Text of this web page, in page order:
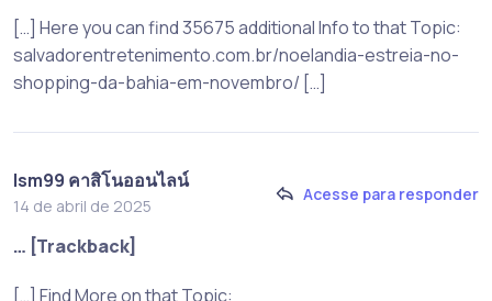
[…] Here you can find 35675 additional Info to that Topic:
salvadorentretenimento.com.br/noelandia-estreia-no-
shopping-da-bahia-em-novembro/ […]
lsm99 คาสิโนออนไลน์
14 de abril de 2025
Acesse para responder
… [Trackback]
[…] Find More on that Topic: